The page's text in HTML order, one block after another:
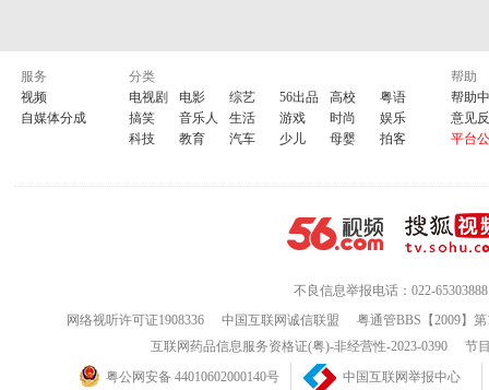
服务
视频
自媒体分成
分类
电视剧
电影 综艺 56出品 高校
粤语
搞笑
音乐人 生活 游戏 时尚
娱乐
科技
教育 汽车 少儿 母婴 拍客
帮助
帮助
意见
平台
不良信息举报电话：022-65303888
网络视听许可证1908336
中国互联网诚信联盟
粤通管BBS【2009】
互联网药品信息服务资格证(粤)-非经营性-2023-0390
节
粤公网安备 44010602000140号
中国互联网举报中心